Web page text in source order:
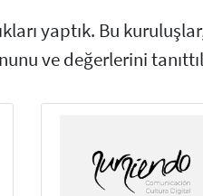
yaptık. Bu
ve değerlerini